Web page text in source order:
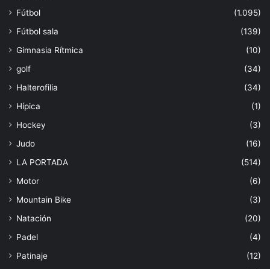
Fútbol
(1.095)
Fútbol sala
(139)
Gimnasia Rítmica
(10)
golf
(34)
Halterofilia
(34)
Hípica
(1)
Hockey
(3)
Judo
(16)
LA PORTADA
(514)
Motor
(6)
Mountain Bike
(3)
Natación
(20)
Padel
(4)
Patinaje
(12)